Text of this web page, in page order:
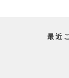
最近